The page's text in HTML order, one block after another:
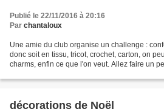
Publié le 22/11/2016 à 20:16
Par chantaloux
Une amie du club organise un challenge :
donc soit en tissu, tricot, crochet, carton, on
charms, enfin ce que l'on veut. Allez faire un
décorations de Noël